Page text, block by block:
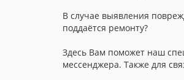
В случае выявления
поддаётся ремонту?
Здесь Вам поможет наш
мессенджера. Также для